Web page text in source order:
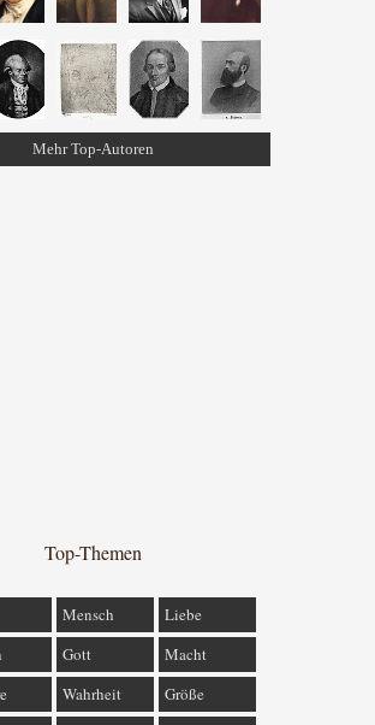
Mehr Top-Autoren
Top-Themen
Mensch
Liebe
Gott
Macht
Wahrheit
Größe